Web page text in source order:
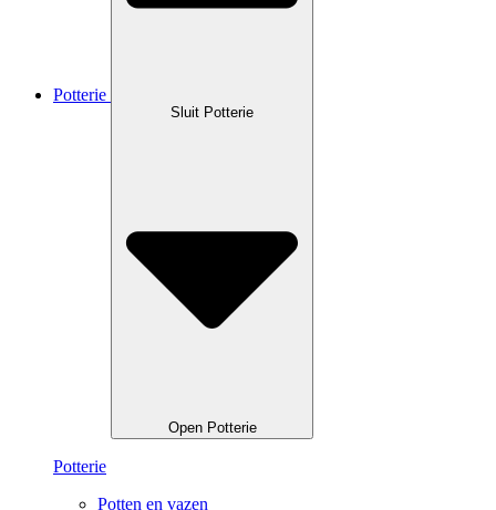
Potterie
Sluit Potterie
Open Potterie
Potterie
Potten en vazen